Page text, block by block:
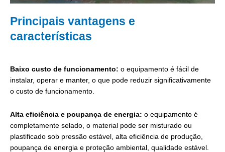
Principais vantagens e
características
Baixo custo de funcionamento: o equipamento é fácil de
instalar, operar e manter, o que pode reduzir significativamente
o custo de funcionamento.
Alta eficiência e poupança de energia: o equipamento é
completamente selado, o material pode ser misturado ou
plastificado sob pressão estável, alta eficiência de produção,
poupança de energia e proteção ambiental, qualidade estável.